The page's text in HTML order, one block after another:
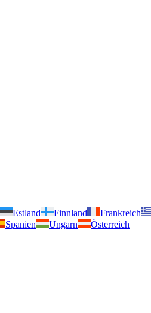
Estland Finnland Frankreich
Spanien Ungarn Österreich